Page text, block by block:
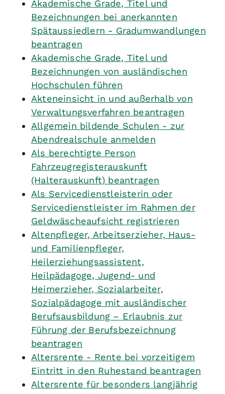
Akademische Grade, Titel und
Bezeichnungen bei anerkannten
Spätaussiedlern - Gradumwandlungen
beantragen
Akademische Grade, Titel und
Bezeichnungen von ausländischen
Hochschulen führen
Akteneinsicht in und außerhalb von
Verwaltungsverfahren beantragen
Allgemein bildende Schulen - zur
Abendrealschule anmelden
Als berechtigte Person
Fahrzeugregisterauskunft
(Halterauskunft) beantragen
Als Servicedienstleisterin oder
Servicedienstleister im Rahmen der
Geldwäscheaufsicht registrieren
Altenpfleger, Arbeitserzieher, Haus-
und Familienpfleger,
Heilerziehungsassistent,
Heilpädagoge, Jugend- und
Heimerzieher, Sozialarbeiter,
Sozialpädagoge mit ausländischer
Berufsausbildung – Erlaubnis zur
Führung der Berufsbezeichnung
beantragen
Altersrente - Rente bei vorzeitigem
Eintritt in den Ruhestand beantragen
Altersrente für besonders langjährig